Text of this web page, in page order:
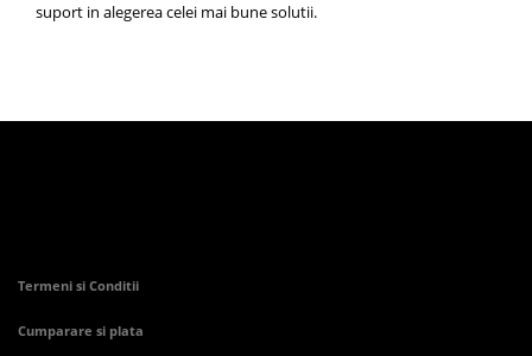
suport in alegerea celei mai bune solutii.
Termeni si Conditii
Cumparare si plata